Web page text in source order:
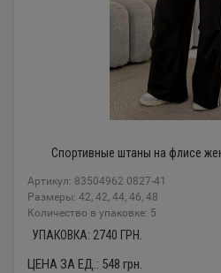
Спортивные штаны на флисе
Артикул: 83504962 0827-41
Размеры: 42, 42, 44, 46, 48
Количество в упаковке: 5
УПАКОВКА: 2740 ГРН.
ЦЕНА ЗА ЕД.: 548 грн.